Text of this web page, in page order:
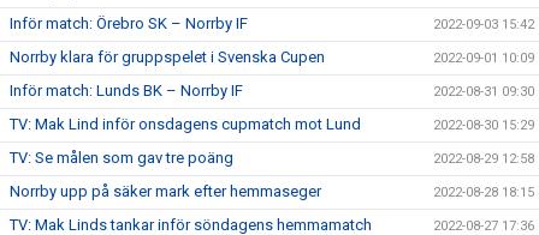
Inför match: Örebro SK – Norrby IF 2022-09-03 15:42
Norrby klara för gruppspelet i Svenska Cupen 2022-09-01 10:09
Inför match: Lunds BK – Norrby IF 2022-08-31 09:30
TV: Mak Lind inför onsdagens cupmatch mot Lund 2022-08-30 15:29
TV: Se målen som gav tre poäng 2022-08-29 12:58
Norrby upp på säker mark efter hemmaseger 2022-08-28 18:15
TV: Mak Linds tankar inför söndagens hemmamatch 2022-08-27 17:36